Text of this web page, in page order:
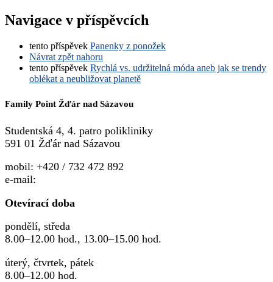
Navigace v příspěvcích
tento příspěvek Panenky z ponožek
Návrat zpět nahoru
tento příspěvek Rychlá vs. udržitelná móda aneb jak se trendy
oblékat a neubližovat planetě
Family Point Žďár nad Sázavou
Studentská 4, 4. patro polikliniky
591 01 Žďár nad Sázavou
mobil: +420 / 732 472 892
e-mail:
Otevírací doba
pondělí, středa
8.00–12.00 hod., 13.00–15.00 hod.
úterý, čtvrtek, pátek
8.00–12.00 hod.